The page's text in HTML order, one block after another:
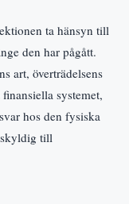
ta hänsyn till
den har pågått.
art, överträdelsens
systemet,
hos den fysiska
till